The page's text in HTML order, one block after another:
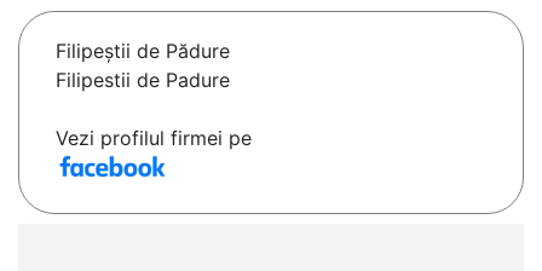
Filipeştii de Pădure
Filipestii de Padure
Vezi profilul firmei pe